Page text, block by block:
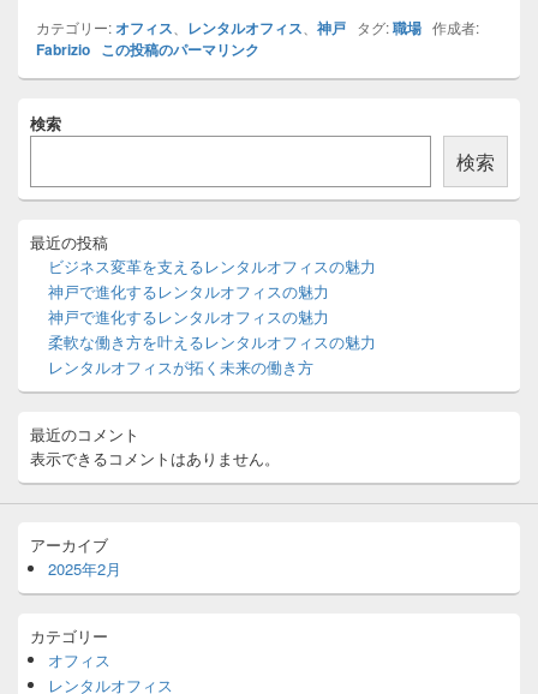
カテゴリー:オフィス レンタルオフィス 神戸 タグ:職場 作成者:
Fabrizio この投稿のパーマリンク
イ
イ
バ
ト
リ
ア
検索
検索
最近の投稿
ビジネス変革を支えるレンタルオフィスの魅力
神戸で進化するレンタルオフィスの魅力
神戸で進化するレンタルオフィスの魅力
柔軟な働き方を叶えるレンタルオフィスの魅力
レンタルオフィスが拓く未来の働き方
最近のコメント
表示できるコメントはありません。
アーカイブ
2025年2月
カテゴリー
オフィス
レンタルオフィス